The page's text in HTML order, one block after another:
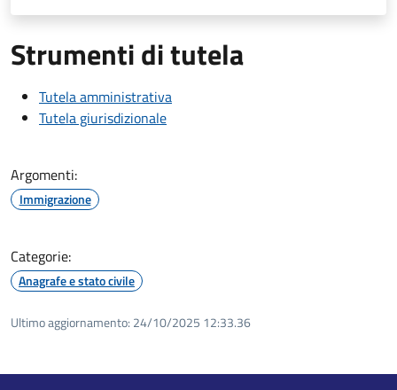
Strumenti di tutela
Tutela amministrativa
Tutela giurisdizionale
Argomenti:
Immigrazione
Categorie:
Anagrafe e stato civile
Ultimo aggiornamento: 24/10/2025 12:33.36